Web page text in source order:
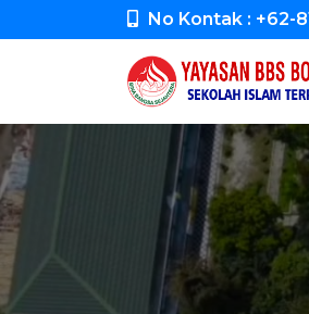
No Kontak : +62-